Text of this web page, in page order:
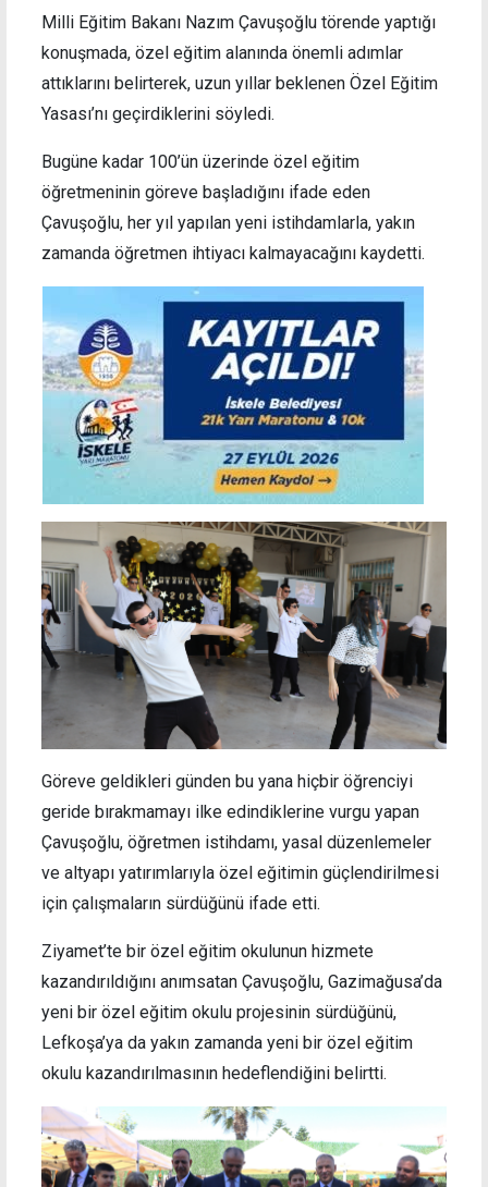
Milli Eğitim Bakanı Nazım Çavuşoğlu törende yaptığı
konuşmada, özel eğitim alanında önemli adımlar
attıklarını belirterek, uzun yıllar beklenen Özel Eğitim
Yasası’nı geçirdiklerini söyledi.
Bugüne kadar 100’ün üzerinde özel eğitim
öğretmeninin göreve başladığını ifade eden
Çavuşoğlu, her yıl yapılan yeni istihdamlarla, yakın
zamanda öğretmen ihtiyacı kalmayacağını kaydetti.
Göreve geldikleri günden bu yana hiçbir öğrenciyi
geride bırakmamayı ilke edindiklerine vurgu yapan
Çavuşoğlu, öğretmen istihdamı, yasal düzenlemeler
ve altyapı yatırımlarıyla özel eğitimin güçlendirilmesi
için çalışmaların sürdüğünü ifade etti.
Ziyamet’te bir özel eğitim okulunun hizmete
kazandırıldığını anımsatan Çavuşoğlu, Gazimağusa’da
yeni bir özel eğitim okulu projesinin sürdüğünü,
Lefkoşa’ya da yakın zamanda yeni bir özel eğitim
okulu kazandırılmasının hedeflendiğini belirtti.